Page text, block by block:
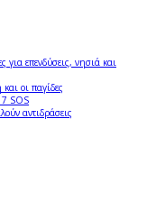
για επενδύσεις, νησιά και
οι παγίδες
7 SOS
αντιδράσεις